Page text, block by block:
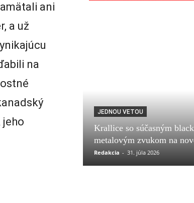
ani
a už
na
jeho
JEDNOU VETOU
Krallice so súčasným black
metalovým zvukom na
Redakcia - 31. júla 2026